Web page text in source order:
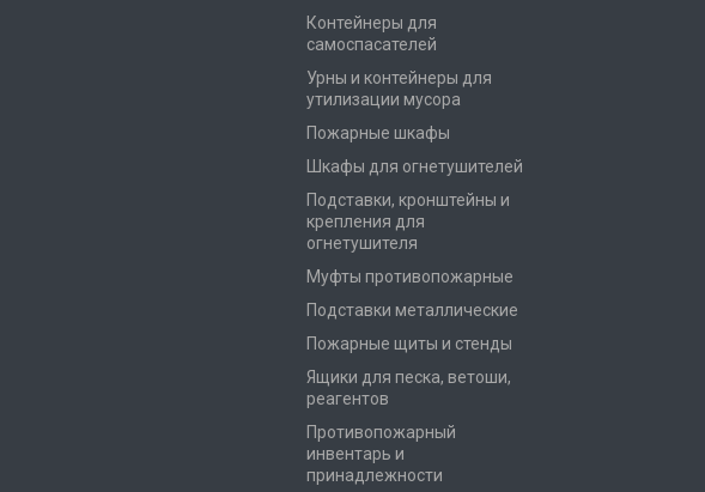
Контейнеры для
самоспасателей
Урны и контейнеры для
утилизации мусора
Пожарные шкафы
Шкафы для огнетушителей
Подставки, кронштейны и
крепления для
огнетушителя
Муфты противопожарные
Подставки металлические
Пожарные щиты и стенды
Ящики для песка, ветоши,
реагентов
Противопожарный
инвентарь и
принадлежности